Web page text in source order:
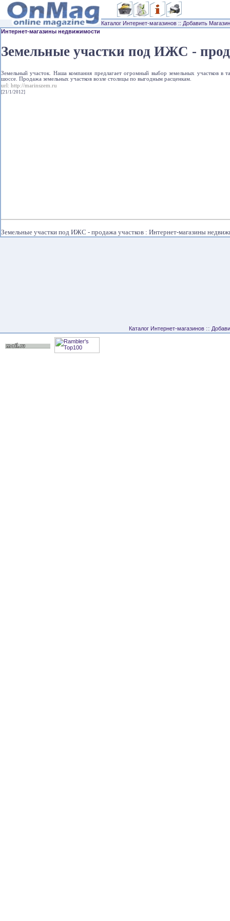
Каталог Интернет-магазинов :: Добавить Магазин
Интернет-магазины недвижимости
Земельные участки под ИЖС -
Земельный участок. Наша компания предлагает огромный выбор земельных участков в
шоссе. Продажа земельных участков возле столицы по выгодным расценкам.
url: http://marinszem.ru
[21/1/2012]
Земельные участки под ИЖС - продажа участков : Интернет-магазины
Каталог Интернет-магазинов ::